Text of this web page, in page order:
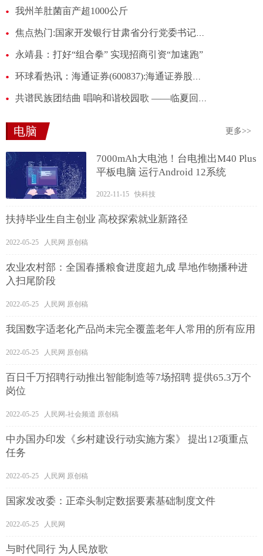
我州羊肚菌亩产超1000公斤
焦点热门:国家开发银行甘肃省分行党委书记李志军在我州调研
永靖县：打好“组合拳” 实现招商引资“加速跑”
环球看热讯：海通证券(600837):海通证券股份有限公司2023年面向专业机构投资者公开发行公司债券（第三期）（品种一）上市
共谱民族团结曲 唱响和谐校园歌 ——临夏回民中学开展民族团结进步创建工作纪实
电脑 更多>>
7000mAh大电池！台电推出M40 Plus
平板电脑 运行Android 12系统
2022-11-15 快科技
扶持毕业生自主创业 高校探索就业新路径
2022-05-25 人民网 原创稿
农业农村部：全国春播粮食进度超九成 旱地作物播种进
入扫尾阶段
2022-05-25 人民网 原创稿
我国数字适老化产品尚未完全覆盖老年人常用的所有应用
2022-05-25 人民网 原创稿
百日千万招聘行动推出智能制造等7场招聘 提供65.3万个
岗位
2022-05-25 人民网-社会频道 原创稿
中办国办印发《乡村建设行动实施方案》 提出12项重点
任务
2022-05-25 人民网 原创稿
国家发改委：正牵头制定数据要素基础制度文件
2022-05-25 人民网
与时代同行 为人民放歌